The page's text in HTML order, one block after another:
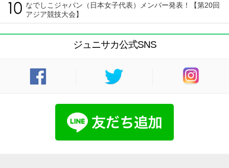
なでしこジャパン（日本女子代表）メンバー発表！【第20回
アジア競技大会】
ジュニサカ公式SNS